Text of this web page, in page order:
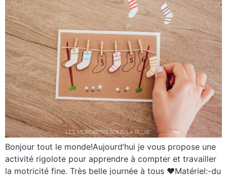
Bonjour tout le monde!Aujourd’hui je vous propose une
activité rigolote pour apprendre à compter et travailler
la motricité fine. Très belle journée à tous ♥Matériel:-du